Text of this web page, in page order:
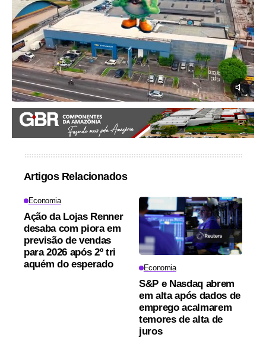
Artigos Relacionados
Economia
Ação da Lojas Renner
desaba com piora em
previsão de vendas
para 2026 após 2º tri
aquém do esperado
Economia
S&P e Nasdaq abrem
em alta após dados de
emprego acalmarem
temores de alta de
juros